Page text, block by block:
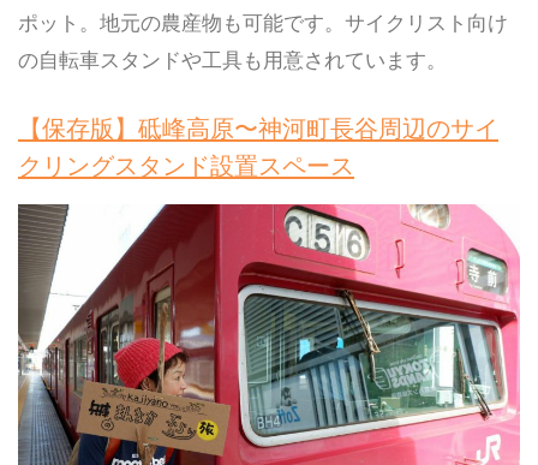
ポット。地元の農産物も可能です。サイクリスト向け
の自転車スタンドや工具も用意されています。
【保存版】砥峰高原〜神河町長谷周辺のサイ
クリングスタンド設置スペース